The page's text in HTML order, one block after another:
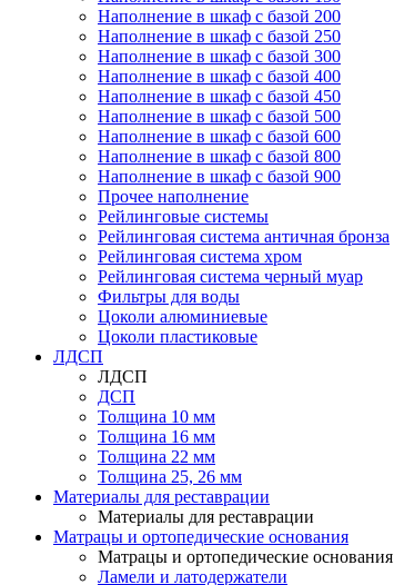
Наполнение в шкаф с базой 200
Наполнение в шкаф с базой 250
Наполнение в шкаф с базой 300
Наполнение в шкаф с базой 400
Наполнение в шкаф с базой 450
Наполнение в шкаф с базой 500
Наполнение в шкаф с базой 600
Наполнение в шкаф с базой 800
Наполнение в шкаф с базой 900
Прочее наполнение
Рейлинговые системы
Рейлинговая система античная бронза
Рейлинговая система хром
Рейлинговая система черный муар
Фильтры для воды
Цоколи алюминиевые
Цоколи пластиковые
ЛДСП
ЛДСП
ДСП
Толщина 10 мм
Толщина 16 мм
Толщина 22 мм
Толщина 25, 26 мм
Материалы для реставрации
Материалы для реставрации
Матрацы и ортопедические основания
Матрацы и ортопедические основания
Ламели и латодержатели